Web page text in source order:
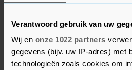
Verantwoord gebruik van uw
Wij en onze 1022 partners
gegevens (bijv. uw IP-adres) met
technologieën zoals cookies om